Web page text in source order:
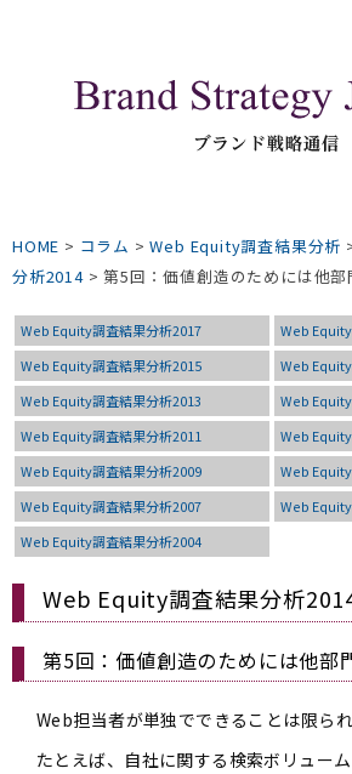
HOME > コラム >Web Equity調査結果分析
分析2014>第5回：価値創造のためには他
Web Equity調査結果分析2017
Web
Web Equity調査結果分析2015
Web
Web Equity調査結果分析2013
Web
Web Equity調査結果分析2011
Web
Web Equity調査結果分析2009
Web
Web Equity調査結果分析2007
Web
Web Equity調査結果分析2004
Web Equity調査結果分析
第5回：価値創造のためには他部
Web担当者が単独でできることは限られ
たとえば、自社に関する検索ボリュー